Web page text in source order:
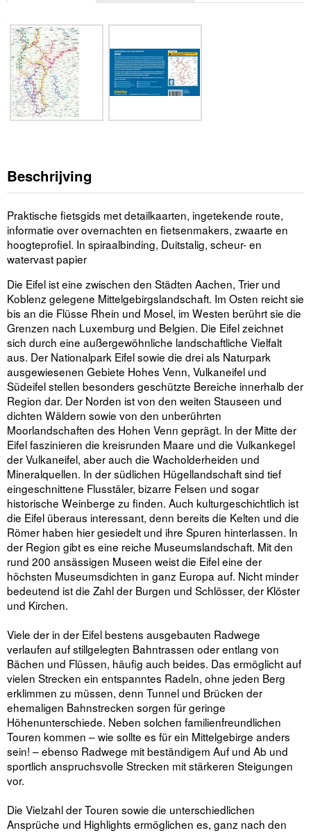
Beschrijving
Praktische fietsgids met detailkaarten, ingetekende route,
informatie over overnachten en fietsenmakers, zwaarte en
hoogteprofiel. In spiraalbinding, Duitstalig, scheur- en
watervast papier
Die Eifel ist eine zwischen den Städten Aachen, Trier und
Koblenz gelegene Mittelgebirgslandschaft. Im Osten reicht sie
bis an die Flüsse Rhein und Mosel, im Westen berührt sie die
Grenzen nach Luxemburg und Belgien. Die Eifel zeichnet
sich durch eine außergewöhnliche landschaftliche Vielfalt
aus. Der Nationalpark Eifel sowie die drei als Naturpark
ausgewiesenen Gebiete Hohes Venn, Vulkaneifel und
Südeifel stellen besonders geschützte Bereiche innerhalb der
Region dar. Der Norden ist von den weiten Stauseen und
dichten Wäldern sowie von den unberührten
Moorlandschaften des Hohen Venn geprägt. In der Mitte der
Eifel faszinieren die kreisrunden Maare und die Vulkankegel
der Vulkaneifel, aber auch die Wacholderheiden und
Mineralquellen. In der südlichen Hügellandschaft sind tief
eingeschnittene Flusstäler, bizarre Felsen und sogar
historische Weinberge zu finden. Auch kulturgeschichtlich ist
die Eifel überaus interessant, denn bereits die Kelten und die
Römer haben hier gesiedelt und ihre Spuren hinterlassen. In
der Region gibt es eine reiche Museumslandschaft. Mit den
rund 200 ansässigen Museen weist die Eifel eine der
höchsten Museumsdichten in ganz Europa auf. Nicht minder
bedeutend ist die Zahl der Burgen und Schlösser, der Klöster
und Kirchen.
Viele der in der Eifel bestens ausgebauten Radwege
verlaufen auf stillgelegten Bahntrassen oder entlang von
Bächen und Flüssen, häufig auch beides. Das ermöglicht auf
vielen Strecken ein entspanntes Radeln, ohne jeden Berg
erklimmen zu müssen, denn Tunnel und Brücken der
ehemaligen Bahnstrecken sorgen für geringe
Höhenunterschiede. Neben solchen familienfreundlichen
Touren kommen – wie sollte es für ein Mittelgebirge anders
sein! – ebenso Radwege mit beständigem Auf und Ab und
sportlich anspruchsvolle Strecken mit stärkeren Steigungen
vor.
Die Vielzahl der Touren sowie die unterschiedlichen
Ansprüche und Highlights ermöglichen es, ganz nach den